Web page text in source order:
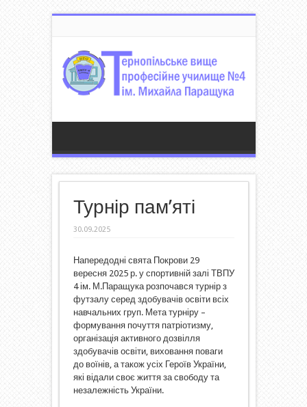
Турнір пам’яті
30.09.2025
Напередодні свята Покрови 29
вересня 2025 р. у спортивній залі ТВПУ
4 ім. М.Паращука розпочався турнір з
футзалу серед здобувачів освіти всіх
навчальних груп. Мета турніру –
формування почуття патріотизму,
організація активного дозвілля
здобувачів освіти, виховання поваги
до воїнів, а також усіх Героїв України,
які відали своє життя за свободу та
незалежність України.